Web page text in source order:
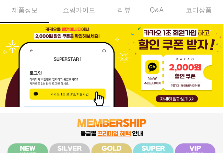
제품정보 쇼핑가이드 리뷰 Q&A 코디상품